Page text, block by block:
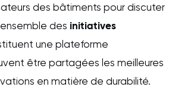
des bâtiments pour discuter
des initiatives
une plateforme
être partagées les meilleures
en matière de durabilité.